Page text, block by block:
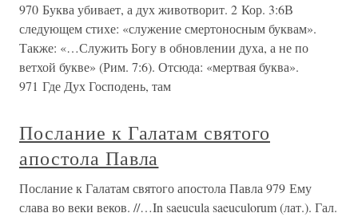
970 Буква убивает, а дух животворит. 2 Кор. 3:6В
следующем стихе: «служение смертоносным буквам».
Также: «…Служить Богу в обновлении духа, а не по
ветхой букве» (Рим. 7:6). Отсюда: «мертвая буква».
971 Где Дух Господень, там
Послание к Галатам святого
апостола Павла
Послание к Галатам святого апостола Павла 979 Ему
слава во веки веков. //…In saeucula saeuculorum (лат.). Гал.